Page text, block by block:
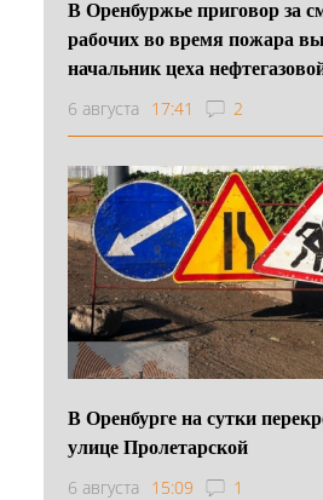
В Оренбуржье приговор за
рабочих во время пожара
начальник цеха
6 августа 17:41 2
В Оренбурге на сутки
улице Пролетарской
6 августа 15:09 1